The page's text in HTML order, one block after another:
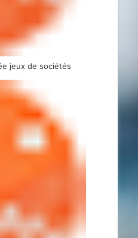
jeux de sociétés